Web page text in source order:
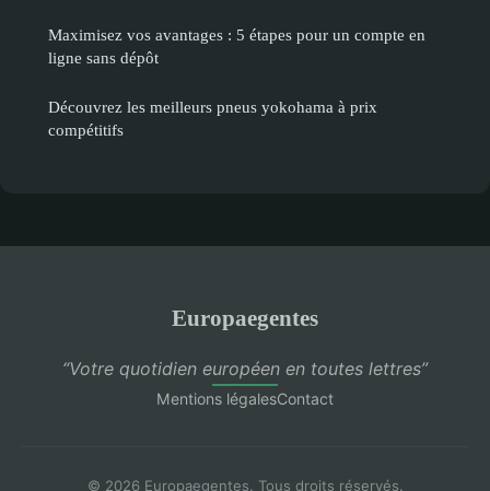
Maximisez vos avantages : 5 étapes pour un compte en
ligne sans dépôt
Découvrez les meilleurs pneus yokohama à prix
compétitifs
Europaegentes
“Votre quotidien européen en toutes lettres”
Mentions légalesContact
© 2026 Europaegentes. Tous droits réservés.